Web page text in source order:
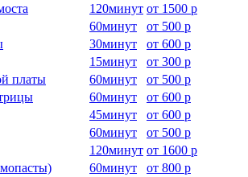
120минут от 1500 р
60минут от 500 р
30минут от 600 р
15минут от 300 р
платы
60минут от 500 р
60минут от 600 р
45минут от 600 р
60минут от 500 р
120минут от 1600 р
60минут от 800 р